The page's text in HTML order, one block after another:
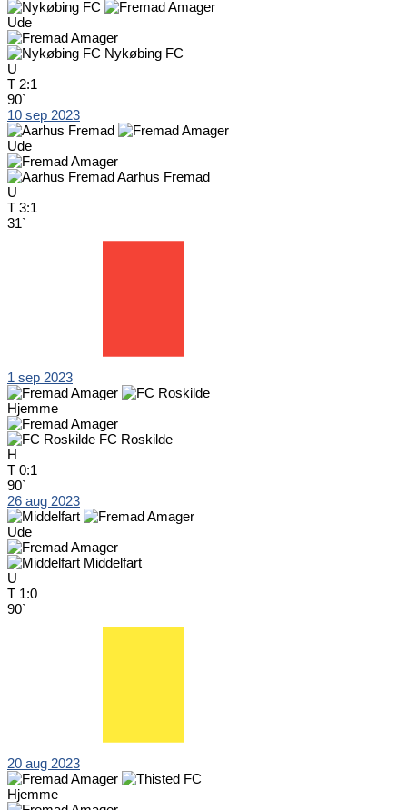
Ude
Nykøbing FC
U
T 2:1
90`
10 sep 2023
Ude
Aarhus Fremad
U
T 3:1
31`
1 sep 2023
Hjemme
FC Roskilde
H
T 0:1
90`
26 aug 2023
Ude
Middelfart
U
T 1:0
90`
20 aug 2023
Hjemme